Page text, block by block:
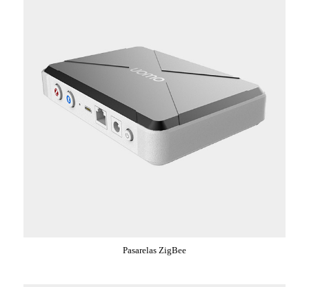
Pasarelas ZigBee